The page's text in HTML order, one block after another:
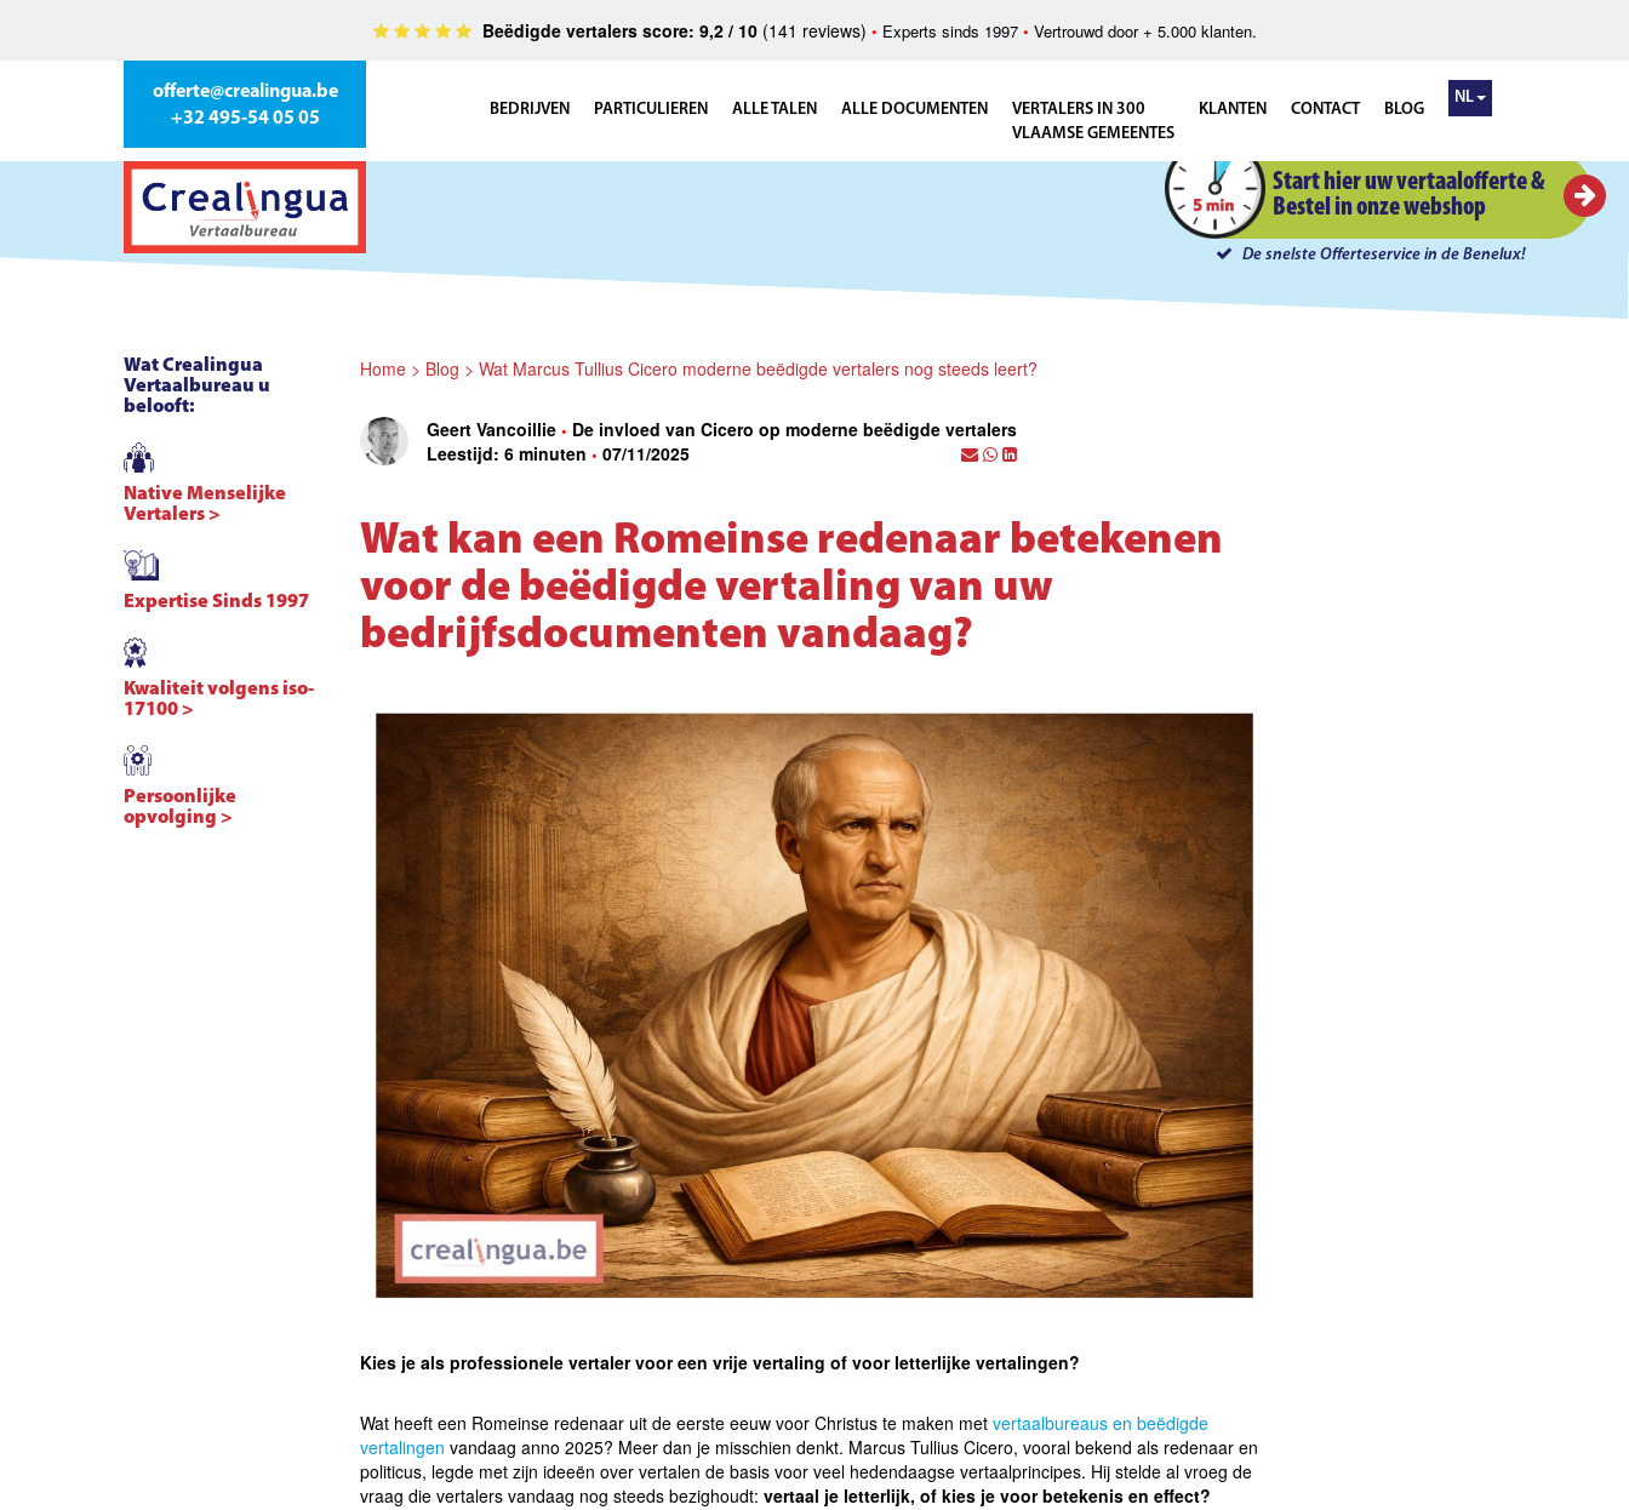
Beëdigde vertalers score: 9,2 / 10(141 reviews) • Experts sinds 1997 • Vertrouwd door + 5.000 klanten.
offerte@crealingua.be
+32 495-54 05 05
BEDRIJVEN PARTICULIEREN ALLE TALEN ALLE DOCUMENTEN
VERTALERS IN 300
VLAAMSE GEMEENTES
KLANTEN CONTACT BLOG
NL
Start hier uw vertaalofferte &
Bestel in onze webshop
De snelste Offerteservice in de Benelux!
Wat Crealingua
Vertaalbureau u
belooft:
Native Menselijke
Vertalers >
Expertise Sinds 1997
Kwaliteit volgens iso-
17100 >
Persoonlijke
opvolging >
Home > Blog > Wat Marcus Tullius Cicero moderne beëdigde vertalers nog steeds leert?
Geert Vancoillie • De invloed van Cicero op moderne beëdigde vertalers
Leestijd: 6 minuten • 07/11/2025
Wat kan een Romeinse redenaar betekenen
voor de beëdigde vertaling van uw
bedrijfsdocumenten vandaag?
Kies je als professionele vertaler voor een vrije vertaling of voor letterlijke vertalingen?
Wat heeft een Romeinse redenaar uit de eerste eeuw voor Christus te maken met vertaalbureaus en beëdigde
vertalingen vandaag anno 2025? Meer dan je misschien denkt. Marcus Tullius Cicero, vooral bekend als redenaar en
politicus, legde met zijn ideeën over vertalen de basis voor veel hedendaagse vertaalprincipes. Hij stelde al vroeg de
vraag die vertalers vandaag nog steeds bezighoudt: vertaal je letterlijk, of kies je voor betekenis en effect?